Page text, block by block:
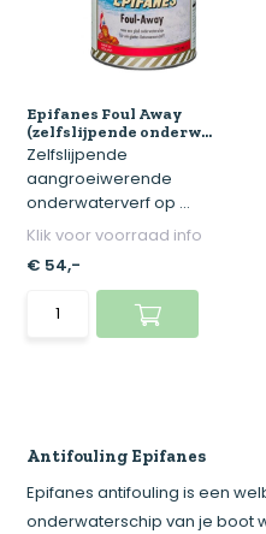
Epifanes Foul Away
(zelfslijpende onderw...
Zelfslijpende
aangroeiwerende
onderwaterverf op ...
Klik voor voorraad info
€ 54,-
Antifouling Epifanes
Epifanes antifouling is een
onderwaterschip van je boot